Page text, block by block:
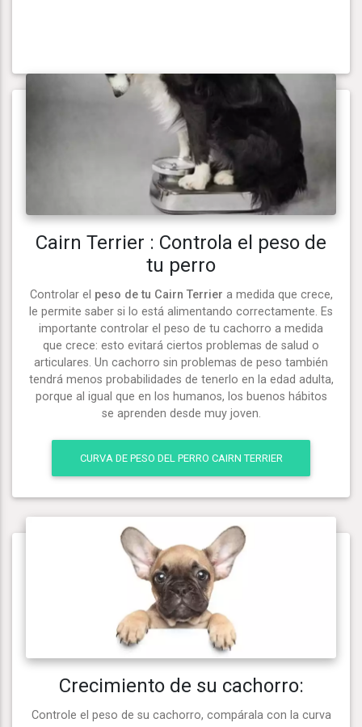
Cairn Terrier : Controla el peso de
tu perro
Controlar el peso de tu Cairn Terrier a medida que crece,
le permite saber si lo está alimentando correctamente. Es
importante controlar el peso de tu cachorro a medida
que crece: esto evitará ciertos problemas de salud o
articulares. Un cachorro sin problemas de peso también
tendrá menos probabilidades de tenerlo en la edad adulta,
porque al igual que en los humanos, los buenos hábitos
se aprenden desde muy joven.
CURVA DE PESO DEL PERRO CAIRN TERRIER
Crecimiento de su cachorro:
Controle el peso de su cachorro, compárala con la curva